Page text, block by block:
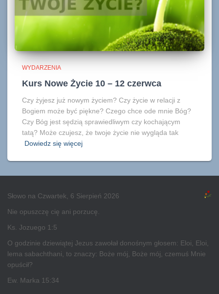
WYDARZENIA
Kurs Nowe Życie 10 – 12 czerwca
Czy żyjesz już nowym życiem? Czy życie w relacji z
Bogiem może być piękne? Czego chce ode mnie Bóg?
Czy Bóg jest sędzią sprawiedliwym czy kochającym
tatą? Może czujesz, że twoje życie nie wygląda tak
Dowiedz się więcej
Słowo na Czwartek, 6 Sierpień 2026
Nie opuszczę cię ani porzucę.
Ks. Jozuego 1:5
O godzinie dziewiątej Jezus zawołał donośnym głosem: Eloi, Eloi,
lema sabachthani, to znaczy: Boże mój, Boże mój, czemuś Mnie
opuścił?
Ew. Marka 15:34